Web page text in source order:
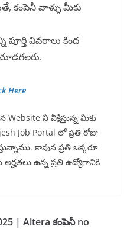
కంపెనీ వాళ్ళు మీకు
వివరాలు కింద
Here
నీ వీక్షిస్తున్న మీకు
Job Portal లో ప్రతి రోజు
కావున ప్రతి ఒక్కరూ
ఉన్న ప్రతి ఉద్యోగానికి
| Altera కంపెనీ no